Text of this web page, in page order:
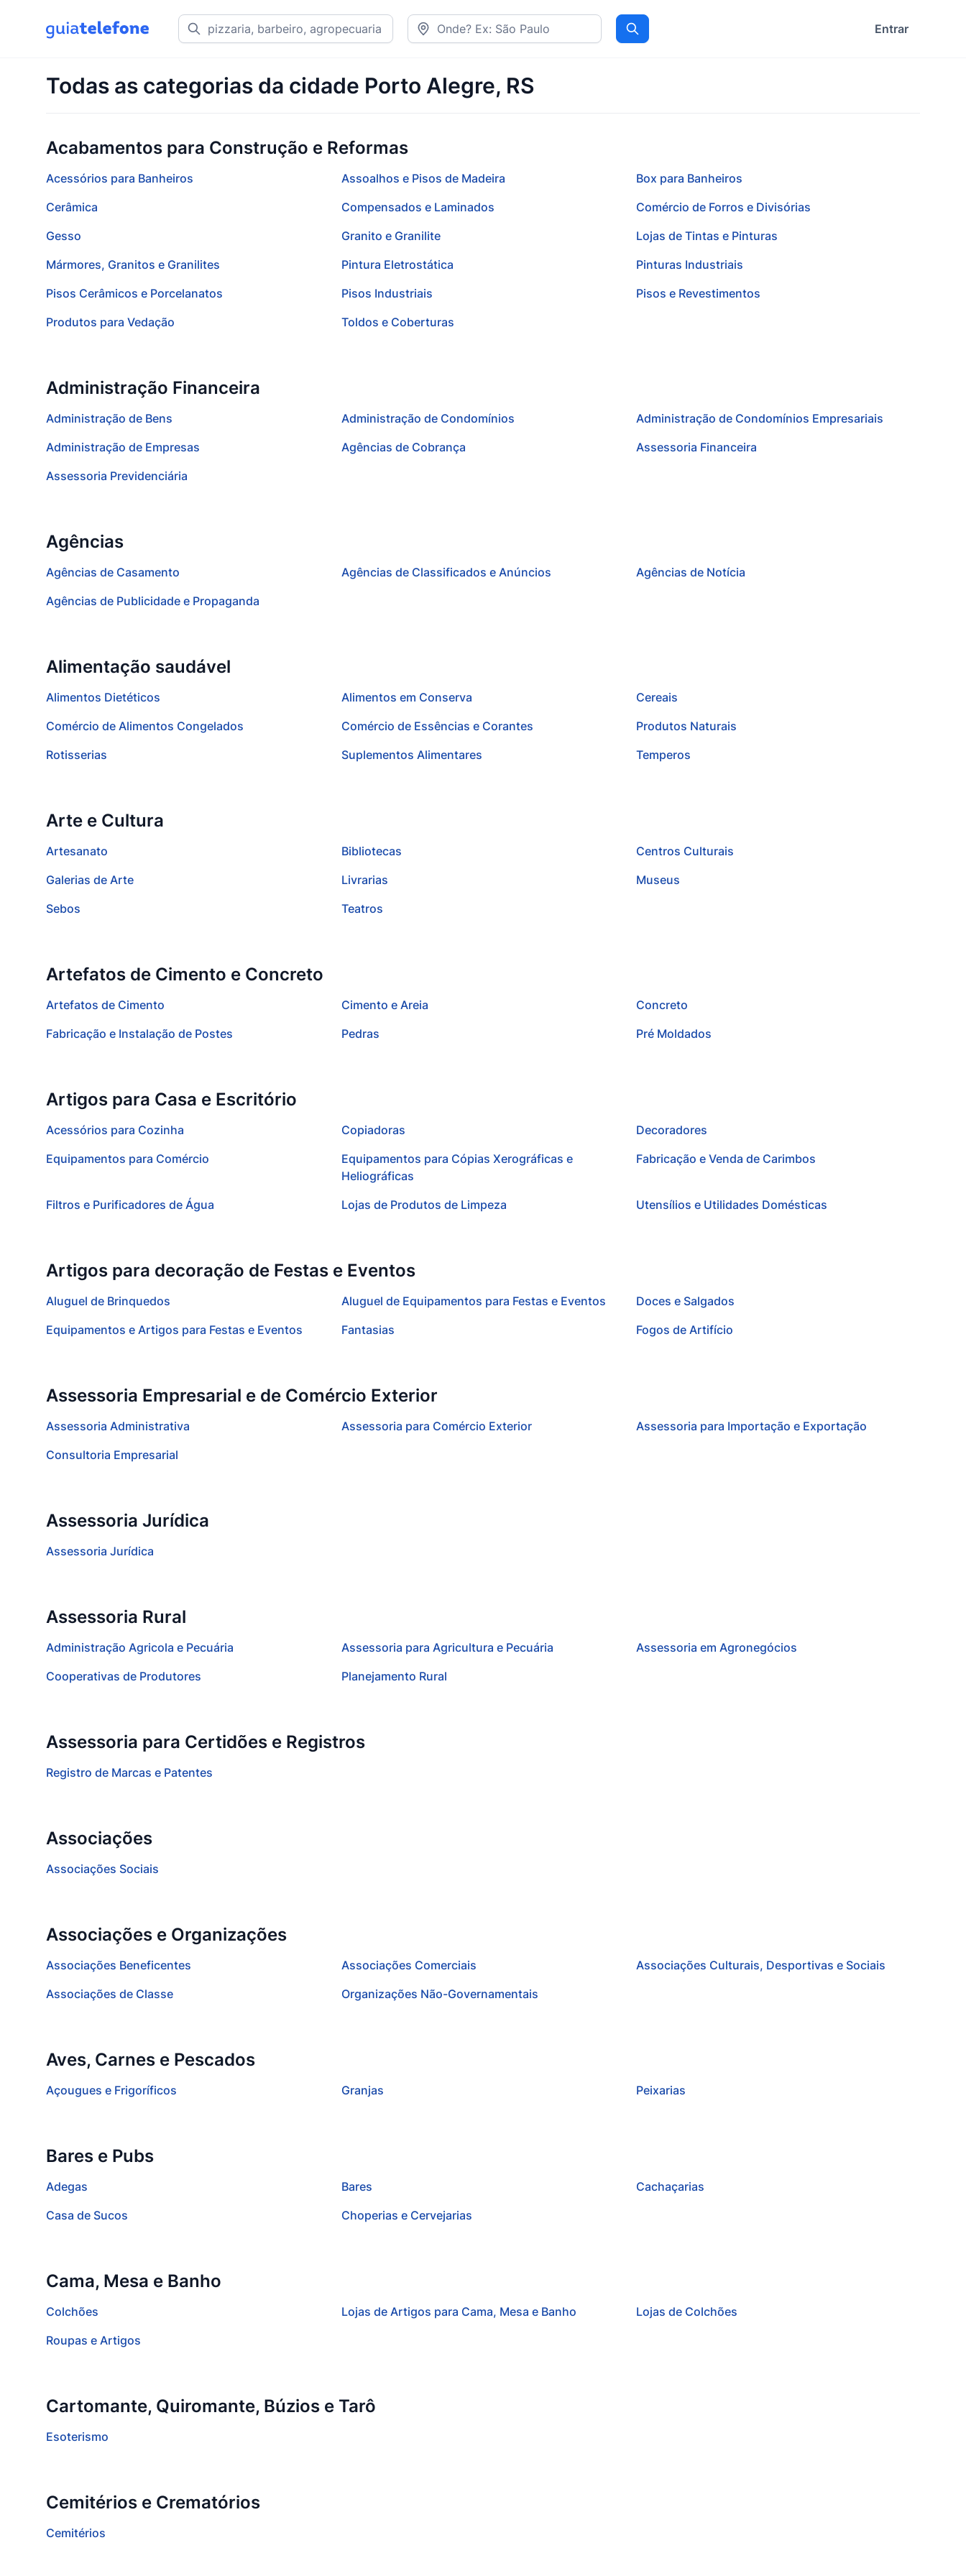
Procurar Entrar
Todas as categorias da cidade Porto Alegre, RS
Acabamentos para Construção e Reformas
Acessórios para Banheiros Assoalhos e Pisos de Madeira
Box para Banheiros
Cerâmica
Compensados e Laminados
Comércio de Forros e Divisórias
Gesso
Granito e Granilite
Lojas de Tintas e Pinturas
Mármores, Granitos e Granilites
Pintura Eletrostática
Pinturas Industriais
Pisos Cerâmicos e Porcelanatos
Pisos Industriais
Pisos e Revestimentos
Produtos para Vedação
Toldos e Coberturas
Administração Financeira
Administração de Bens Administração de Condomínios
Administração de Condomínios Empresariais
Administração de Empresas
Agências de Cobrança
Assessoria Financeira
Assessoria Previdenciária
Agências
Agências de Casamento Agências de Classificados e Anúncios
Agências de Notícia
Agências de Publicidade e Propaganda
Alimentação saudável
Alimentos Dietéticos Alimentos em Conserva
Cereais
Comércio de Alimentos Congelados
Comércio de Essências e Corantes
Produtos Naturais
Rotisserias
Suplementos Alimentares Temperos
Arte e Cultura
Artesanato Bibliotecas
Centros Culturais
Galerias de Arte
Livrarias
Museus
Sebos
Teatros
Artefatos de Cimento e Concreto
Artefatos de Cimento Cimento e Areia
Concreto
Fabricação e Instalação de Postes
Pedras Pré Moldados
Artigos para Casa e Escritório
Acessórios para Cozinha Copiadoras
Decoradores
Equipamentos para Comércio
Equipamentos para Cópias Xerográficas e
Heliográficas
Fabricação e Venda de Carimbos
Filtros e Purificadores de Água Lojas de Produtos de Limpeza Utensílios e Utilidades Domésticas
Artigos para decoração de Festas e Eventos
Aluguel de Brinquedos Aluguel de Equipamentos para Festas e Eventos
Doces e Salgados
Equipamentos e Artigos para Festas e Eventos
Fantasias Fogos de Artifício
Assessoria Empresarial e de Comércio Exterior
Assessoria Administrativa Assessoria para Comércio Exterior
Assessoria para Importação e Exportação
Consultoria Empresarial
Assessoria Jurídica
Assessoria Jurídica
Assessoria Rural
Administração Agricola e Pecuária Assessoria para Agricultura e Pecuária
Assessoria em Agronegócios
Cooperativas de Produtores
Planejamento Rural
Assessoria para Certidões e Registros
Registro de Marcas e Patentes
Associações
Associações Sociais
Associações e Organizações
Associações Beneficentes Associações Comerciais
Associações Culturais, Desportivas e Sociais
Associações de Classe
Organizações Não-Governamentais
Aves, Carnes e Pescados
Açougues e Frigoríficos Granjas Peixarias
Bares e Pubs
Adegas Bares
Cachaçarias
Casa de Sucos
Choperias e Cervejarias
Cama, Mesa e Banho
Colchões Lojas de Artigos para Cama, Mesa e Banho
Lojas de Colchões
Roupas e Artigos
Cartomante, Quiromante, Búzios e Tarô
Esoterismo
Cemitérios e Crematórios
Cemitérios